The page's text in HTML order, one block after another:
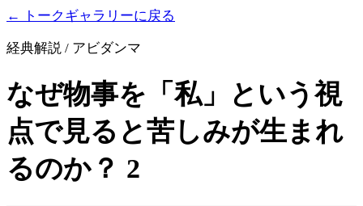
← トークギャラリーに戻る
経典解説 / アビダンマ
なぜ物事を「私」という視
点で見ると苦しみが生まれ
るのか？ 2